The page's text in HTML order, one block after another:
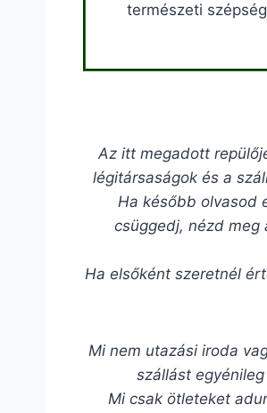
természeti
Az itt megadott
légitársaságok és a
Ha később olvasod
csüggedj, nézd meg
Ha elsőként szeretnél
Mi nem utazási iroda
szállást
Mi csak ötleteket